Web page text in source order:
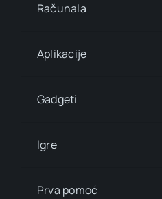
Računala
Aplikacije
Gadgeti
Igre
Prva pomoć